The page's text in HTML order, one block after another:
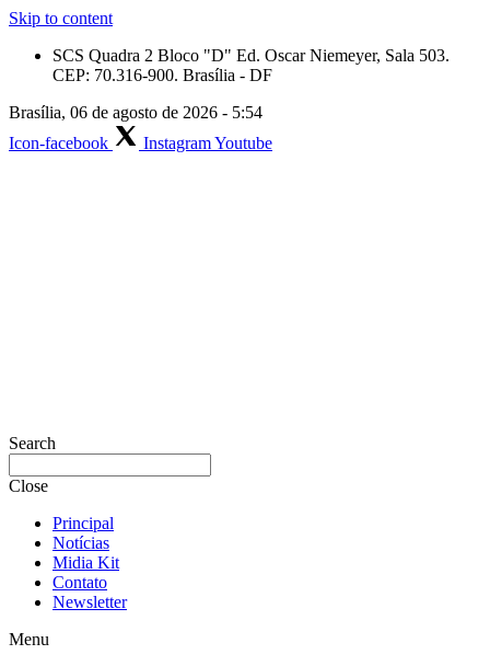
Skip to content
SCS Quadra 2 Bloco "D" Ed. Oscar Niemeyer, Sala 503.
CEP: 70.316-900. Brasília - DF
Brasília, 06 de agosto de 2026 - 5:54
Icon-facebook
InstagramYoutube
Search
Close
Principal
Notícias
Midia Kit
Contato
Newsletter
Menu